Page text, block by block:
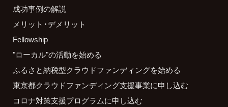
成功事例の解説
メリット・デメリット
Fellowship
"ローカル"の活動を始める
ふるさと納税型クラウドファンディングを始める
東京都クラウドファンディング支援事業に申し込む
コロナ対策支援プログラムに申し込む